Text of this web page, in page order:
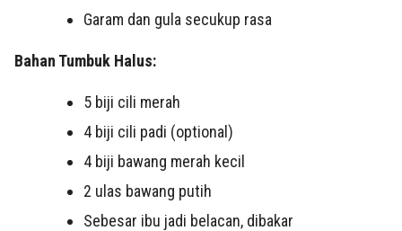
Garam dan gula secukup rasa
Bahan Tumbuk Halus:
5 biji cili merah
4 biji cili padi (optional)
4 biji bawang merah kecil
2 ulas bawang putih
Sebesar ibu jadi belacan, dibakar